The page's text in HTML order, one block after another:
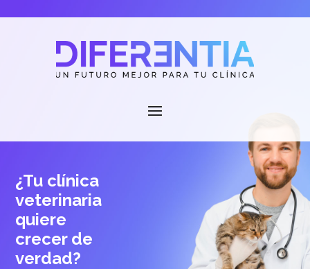
¿Tu clínica
veterinaria
quiere
crecerde
verdad?